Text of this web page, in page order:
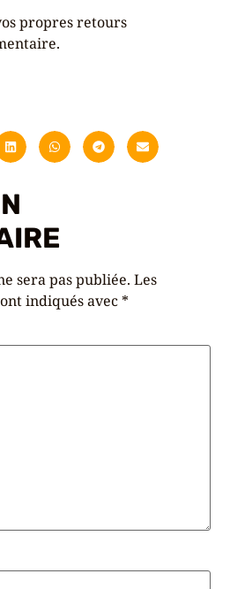
propres retours
sera pas publiée. Les
indiqués avec*